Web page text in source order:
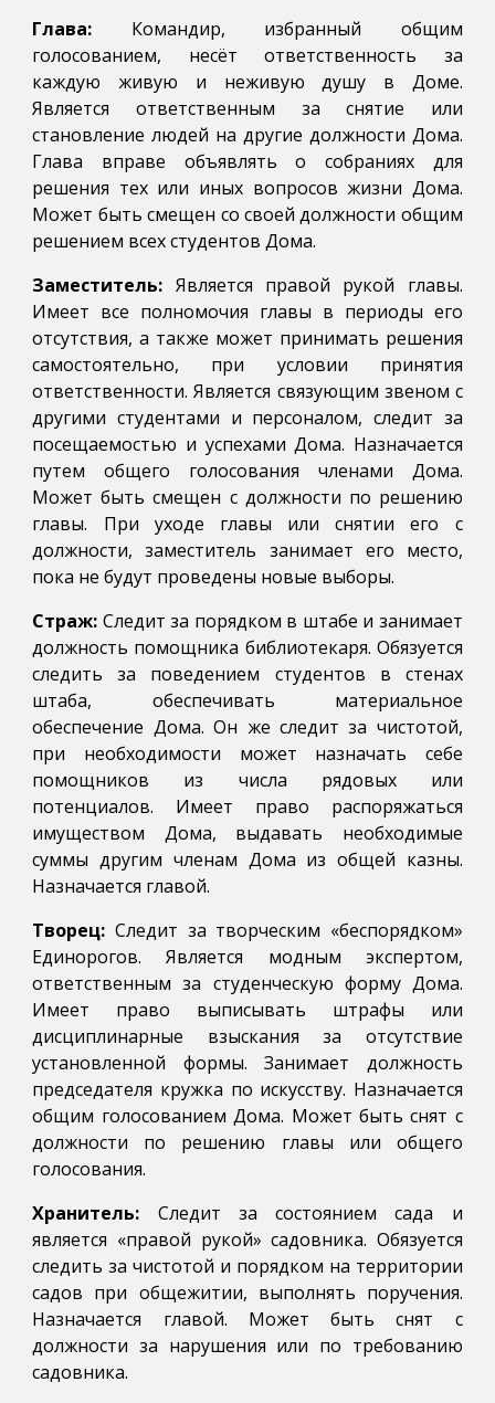
Глава: Командир, избранный общим
голосованием, несёт ответственность за
каждую живую и неживую душу в Доме.
Является ответственным за снятие или
становление людей на другие должности Дома.
Глава вправе объявлять о собраниях для
решения тех или иных вопросов жизни Дома.
Может быть смещен со своей должности общим
решением всех студентов Дома.
Заместитель: Является правой рукой главы.
Имеет все полномочия главы в периоды его
отсутствия, а также может принимать решения
самостоятельно, при условии принятия
ответственности. Является связующим звеном с
другими студентами и персоналом, следит за
посещаемостью и успехами Дома. Назначается
путем общего голосования членами Дома.
Может быть смещен с должности по решению
главы. При уходе главы или снятии его с
должности, заместитель занимает его место,
пока не будут проведены новые выборы.
Страж: Следит за порядком в штабе и занимает
должность помощника библиотекаря. Обязуется
следить за поведением студентов в стенах
штаба, обеспечивать материальное
обеспечение Дома. Он же следит за чистотой,
при необходимости может назначать себе
помощников из числа рядовых или
потенциалов. Имеет право распоряжаться
имуществом Дома, выдавать необходимые
суммы другим членам Дома из общей казны.
Назначается главой.
Творец: Следит за творческим «беспорядком»
Единорогов. Является модным экспертом,
ответственным за студенческую форму Дома.
Имеет право выписывать штрафы или
дисциплинарные взыскания за отсутствие
установленной формы. Занимает должность
председателя кружка по искусству. Назначается
общим голосованием Дома. Может быть снят с
должности по решению главы или общего
голосования.
Хранитель: Следит за состоянием сада и
является «правой рукой» садовника. Обязуется
следить за чистотой и порядком на территории
садов при общежитии, выполнять поручения.
Назначается главой. Может быть снят с
должности за нарушения или по требованию
садовника.